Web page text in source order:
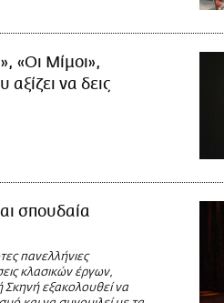
«Οι Μίμοι»,
να δεις
σπουδαία
πανελλήνιες
κλασικών έργων,
Σκηνή εξακολουθεί να